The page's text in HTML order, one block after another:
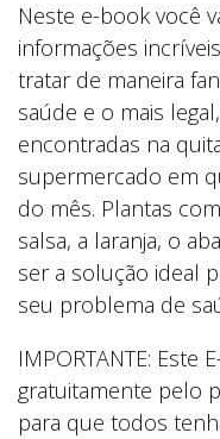
Neste e-book você
informações
tratar de maneira
saúde e o mais
encontradas na
supermercado em
do mês. Plantas
salsa, a laranja, o
ser a solução ideal
seu problema de
IMPORTANTE: Este
gratuitamente pelo
para que todos